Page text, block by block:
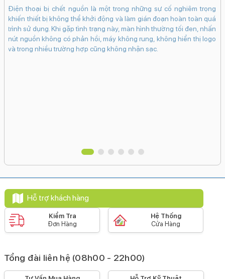
Điện thoại bị chết nguồn là một trong những sự cố nghiêm trọng
khiến thiết bị không thể khởi động và làm gián đoạn hoàn toàn quá
trình sử dụng. Khi gặp tình trạng này, màn hình thường tối đen, nhấn
nút nguồn không có phản hồi, máy không rung, không hiển thị logo
và trong nhiều trường hợp cũng không nhận sạc.
Hỗ trợ khách hàng
Kiểm Tra
Đơn Hàng
Hệ Thống
Cửa Hàng
Tổng đài liên hệ (08h00 - 22h00)